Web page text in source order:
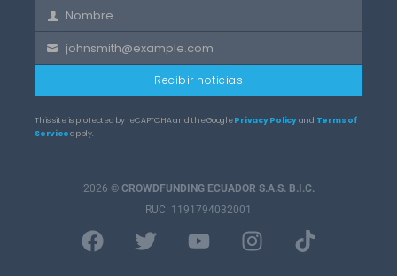
First
Name
Nombre
Your
email
johnsmith@example.com
Recibir noticias
This site is protected by reCAPTCHA and the GooglePrivacy Policyand Terms of
Serviceapply.
2026 © CROWDFUNDING ECUADOR S.A.S. B.I.C.
RUC: 1191794032001